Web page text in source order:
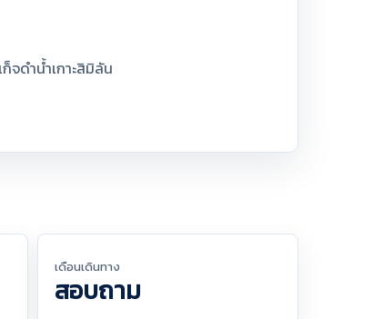
ดำน้ำเกาะสิมิลัน
เดือนเดินทาง
สอบถาม